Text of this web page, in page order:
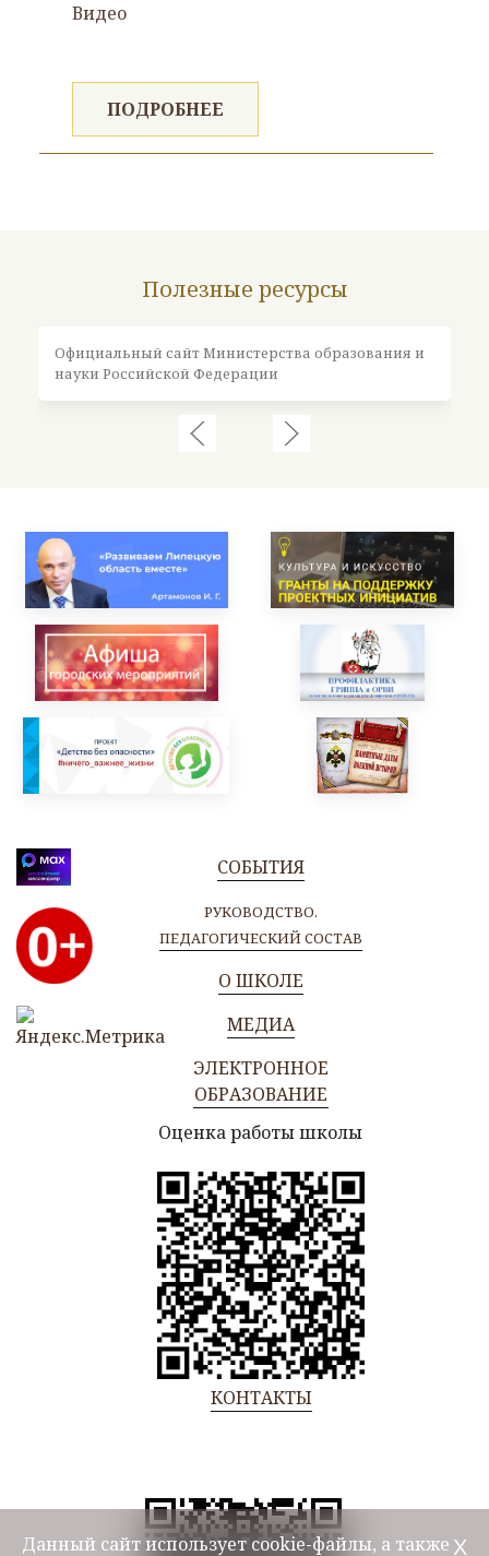
Видео
ПОДРОБНЕЕ
Полезные ресурсы
Официальный сайт Министерства образования и
науки Российской Федерации
СОБЫТИЯ
РУКОВОДСТВО.
ПЕДАГОГИЧЕСКИЙ СОСТАВ
О ШКОЛЕ
МЕДИА
ЭЛЕКТРОННОЕ
ОБРАЗОВАНИЕ
Оценка работы школы
КОНТАКТЫ
Данный сайт использует cookie-файлы, а также Х